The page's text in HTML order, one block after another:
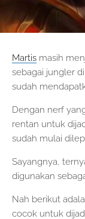
Martis masih
sebagai jungler di
sudah
Dengan nerf
rentan untuk
sudah mulai
Sayangnya,
digunakan
Nah berikut
cocok untuk